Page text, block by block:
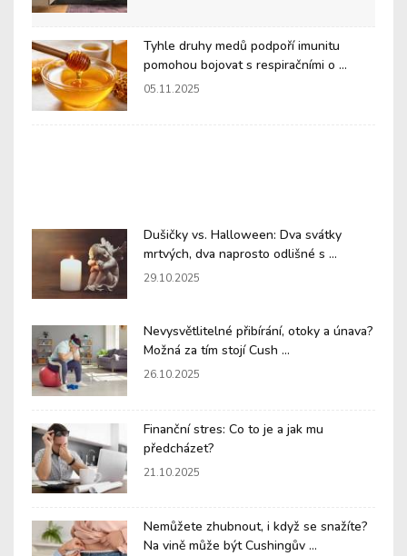
Tyhle druhy medů podpoří imunitu
pomohou bojovat s respiračními o ...
05.11.2025
Dušičky vs. Halloween: Dva svátky
mrtvých, dva naprosto odlišné s ...
29.10.2025
Nevysvětlitelné přibírání, otoky a únava?
Možná za tím stojí Cush ...
26.10.2025
Finanční stres: Co to je a jak mu
předcházet?
21.10.2025
Nemůžete zhubnout, i když se snažíte?
Na vině může být Cushingův ...